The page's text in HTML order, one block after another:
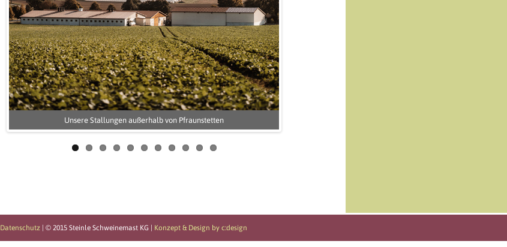
Unsere Stallungen außerhalb von Pfraunstetten
Datenschutz | © 2015 Steinle Schweinemast KG | Konzept & Design by c:design